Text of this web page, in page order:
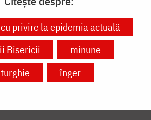
privire la epidemia actuală
Bisericii
minune
înger